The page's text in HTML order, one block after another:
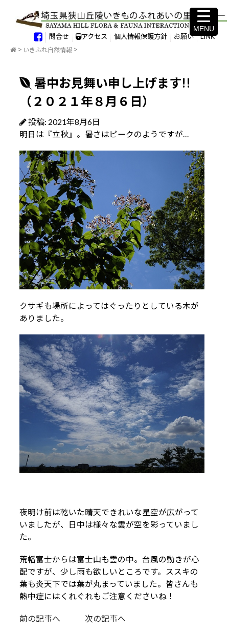
問合せ アクセス 個人情報保護方針 お願い LINK
いきふれ自然情報
暑中お見舞い申し上げます!!
（２０２１年８月６日）
投稿: 2021年8月6日
明日は『立秋』。暑さはピークのようですが…
クサギも場所によってはぐったりとしている木が
ありました。
夜明け前は乾いた晴天できれいな星空が広がって
いましたが、日中は様々な雲が空を彩っていまし
た。
荒幡富士からは富士山も雲の中。台風の動きが心
配ですが、少し雨も欲しいところです。ススキの
葉も炎天下では葉が丸まっていました。皆さんも
熱中症にはくれぐれもご注意くださいね！
前の記事へ 次の記事へ
MENU
MENU